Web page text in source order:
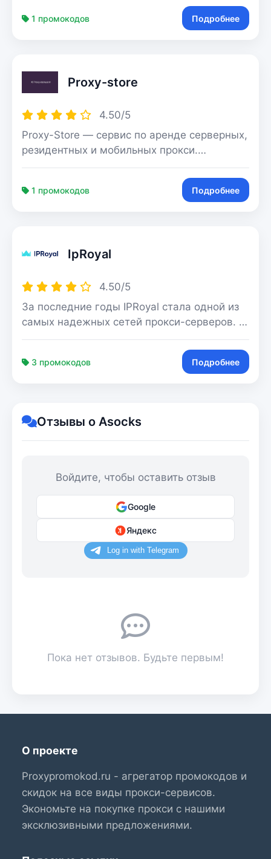
ценам на рынке. Мы гарантируем высокое
качество, мгновенную выдачу прокси в
поддержка 24/7 всегда рада помощь с
любым вопросом, делая Proxymarket
работы в интернете.
1 промокодов Подробнее
Proxy-store
4.50/5
Proxy-Store — сервис по аренде серверных,
резидентных и мобильных прокси.
Компания работает на рынке больше 7 лет.
Предлагают тарифы для разных целей и
площадок. Есть тарифы для конкретных
автоматизированы. Вы можете за
купить прокси. Для оплаты доступны все
популярные платежные системы, в том
числе криптовалюта.
1 промокодов Подробнее
IpRoyal
4.50/5
За последние годы IPRoyal стала одной из
самых надежных сетей прокси-серверов. С
более чем 34 миллионами прокси-серверов
и с каждым днем ​​они развиваются,
завоевав прочную репутацию поставщика
3 промокодов Подробнее
Отзывы о Asocks
Войдите, чтобы оставить отзыв
Google
Яндекс
Пока нет отзывов. Будьте первым!
О проекте
Proxypromokod.ru - агрегатор промокодов и
скидок на все виды прокси-сервисов.
Экономьте на покупке прокси с нашими
эксклюзивными предложениями.